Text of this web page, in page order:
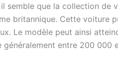
il semble que la collection de
britannique. Cette voiture
Le modèle peut ainsi
généralement entre 200 000